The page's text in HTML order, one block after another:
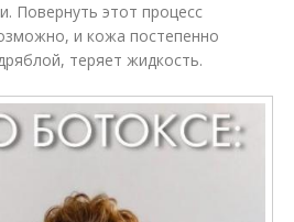
Повернуть этот процесс
и кожа постепенно
теряет жидкость.